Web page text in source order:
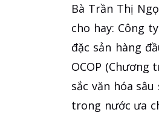
Bà Trần Thị
cho hay: Công
đặc sản hàng
OCOP (Chương
sắc văn hóa
trong nước ưa